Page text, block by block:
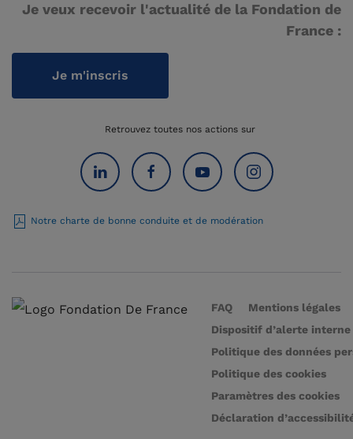
Je veux recevoir l'actualité de la Fondation de
France :
Je m'inscris
Retrouvez toutes nos actions sur
Notre charte de bonne conduite et de modération
FAQ
Mentions légales
Dispositif d’alerte interne
Politique des données
Politique des cookies
Paramètres des cookies
Déclaration